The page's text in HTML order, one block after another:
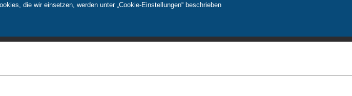
die wir einsetzen, werden unter „Cookie-Einstellungen“ beschrieben